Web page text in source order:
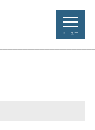
メニュー